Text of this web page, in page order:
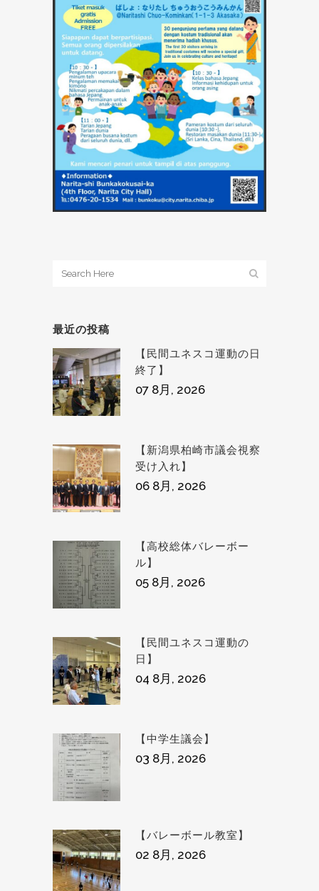
最近の投稿
【民間ユネスコ運動の日
終了】
07 8月, 2026
【新潟県柏崎市議会視察
受け入れ】
06 8月, 2026
【高校総体バレーボー
ル】
05 8月, 2026
【民間ユネスコ運動の
日】
04 8月, 2026
【中学生議会】
03 8月, 2026
【バレーボール教室】
02 8月, 2026